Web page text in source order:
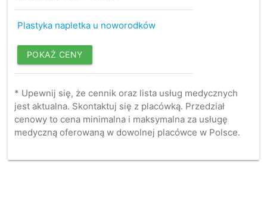
Plastyka napletka u noworodków
POKAŻ CENY
* Upewnij się, że cennik oraz lista usług medycznych
jest aktualna. Skontaktuj się z placówką. Przedział
cenowy to cena minimalna i maksymalna za usługę
medyczną oferowaną w dowolnej placówce w Polsce.